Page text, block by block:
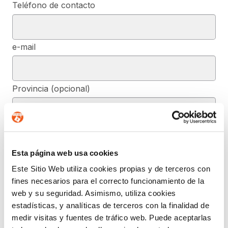
Esta página web usa cookies
Este Sitio Web utiliza cookies propias y de terceros con
fines necesarios para el correcto funcionamiento de la
web y su seguridad. Asimismo, utiliza cookies
estadísticas, y analíticas de terceros con la finalidad de
medir visitas y fuentes de tráfico web. Puede aceptarlas
Teléfono de contacto
e-mail
Provincia (opcional)
Mensaje (opcional)
De conformidad con el RGPD y la LOPDGDD, SEGURIDAD Y
PRIVACIDAD DE DATOS, S.L. tratará los datos facilitados, con la
finalidad de contestar a las dudas y/o quejas planteadas a través
del presente formulario y facilitar la información solicitada. Podrá
ejercer, si lo desea, los derechos de acceso, rectificación,
supresión, y demás reconocidos en la normativa mencionada. Para
obtener más información acerca de cómo estamos tratando sus